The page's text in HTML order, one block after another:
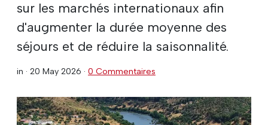
sur les marchés internationaux afin
d'augmenter la durée moyenne des
séjours et de réduire la saisonnalité.
in · 20 May 2026 · 0 Commentaires